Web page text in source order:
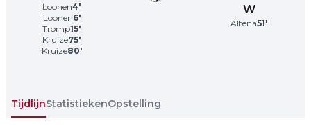
Loonen4'
Loonen6'
Tromp15'
Kruize75'
Kruize80'
W
Altena51'
TijdlijnStatistiekenOpstelling